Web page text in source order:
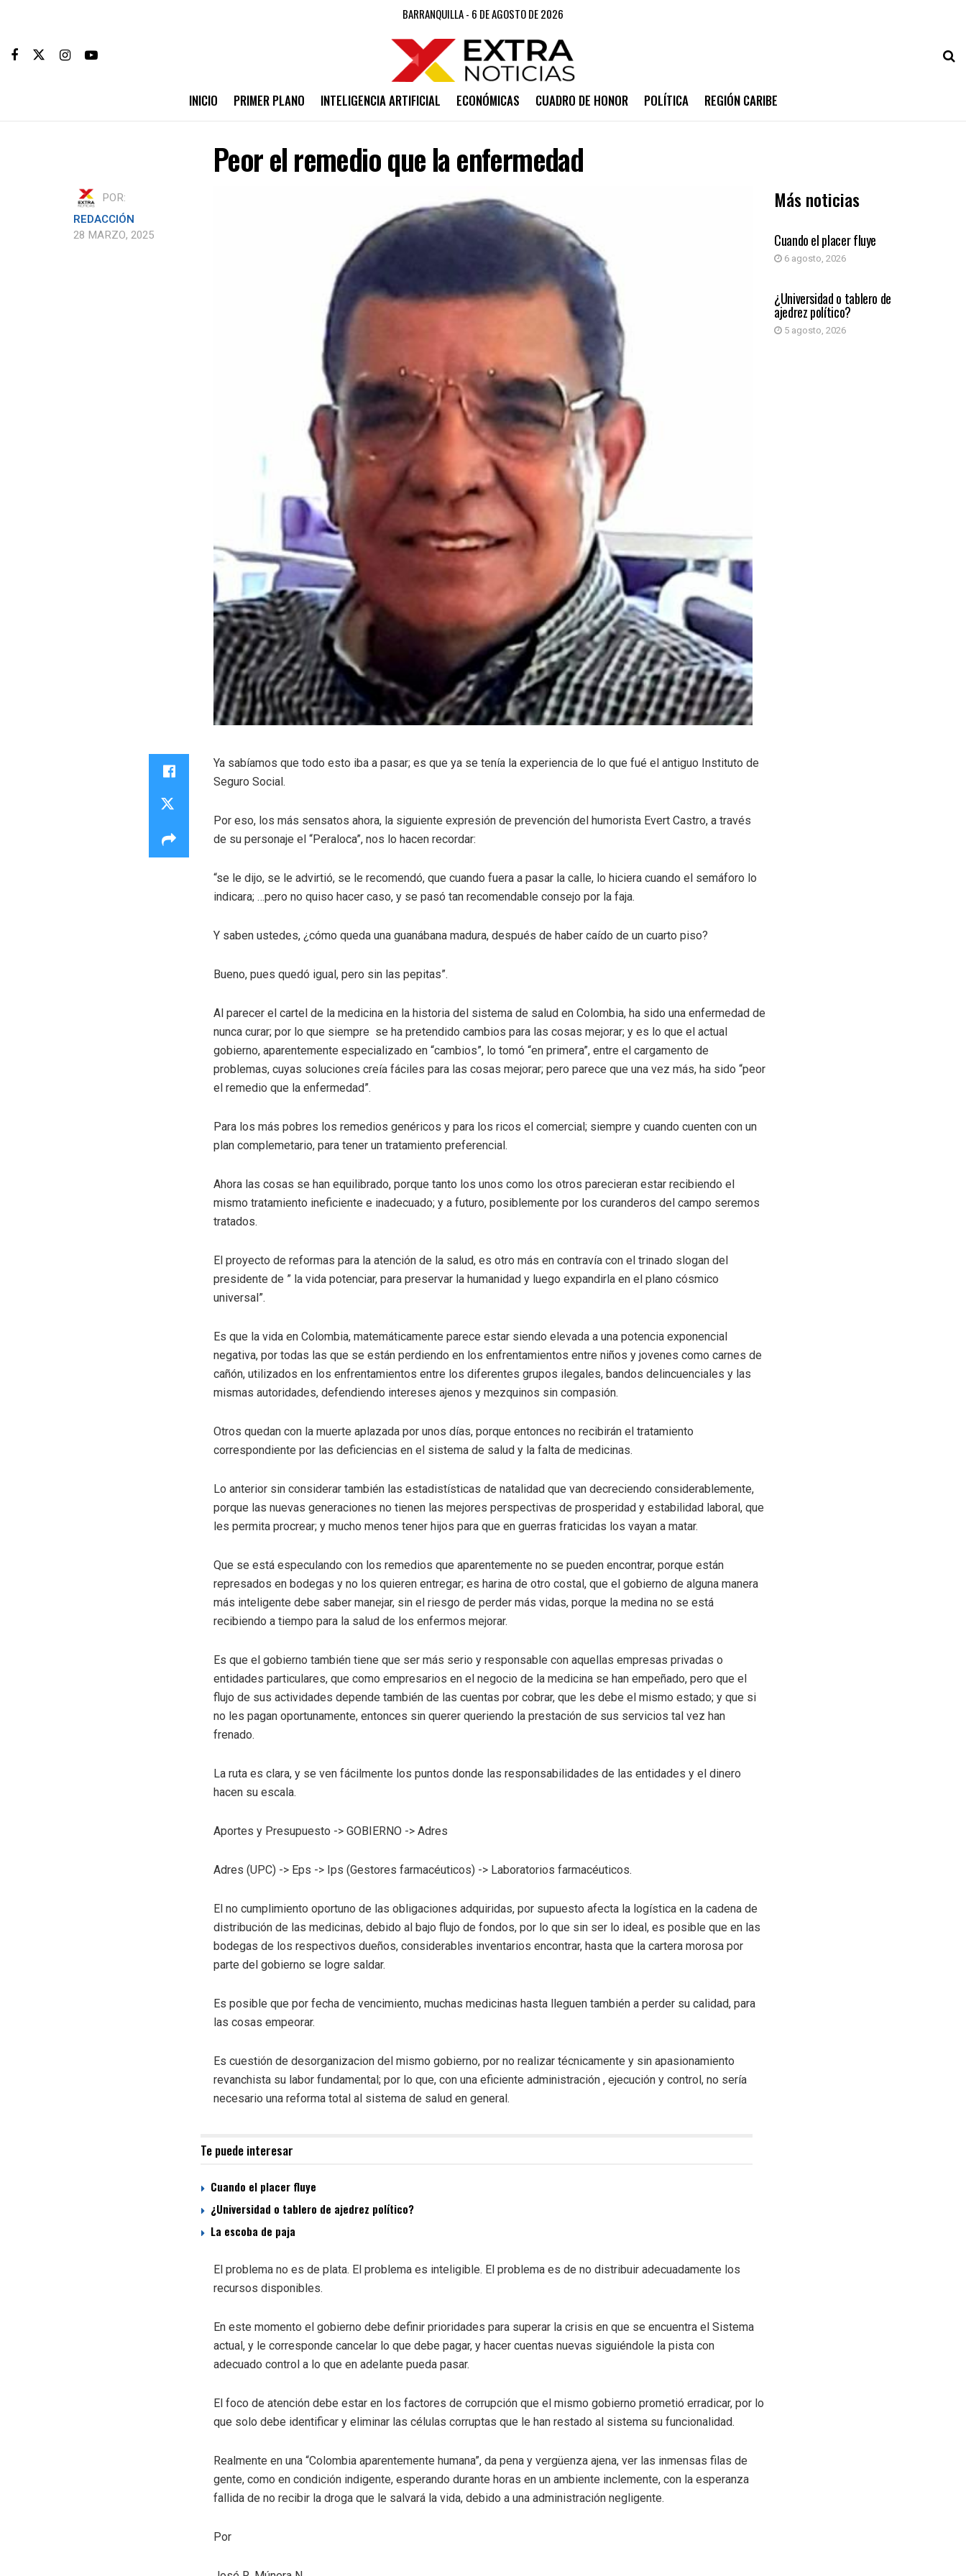
BARRANQUILLA - 6 DE AGOSTO DE 2026
INICIO PRIMER PLANO INTELIGENCIA ARTIFICIAL ECONÓMICAS CUADRO DE HONOR POLÍTICA REGIÓN CARIBE
Peor el remedio que la enfermedad
POR:
REDACCIÓN
28 MARZO, 2025
Más noticias
COLUMNA DE OPINIÓN
Cuando el placer fluye
6 agosto, 2026
COLUMNA DE OPINIÓN
¿Universidad o tablero de
ajedrez político?
5 agosto, 2026
Ya sabíamos que todo esto iba a pasar; es que ya se tenía la experiencia de lo que fué el antiguo Instituto de
Seguro Social.
Por eso, los más sensatos ahora, la siguiente expresión de prevención del humorista Evert Castro, a través
de su personaje el “Peraloca”, nos lo hacen recordar:
“se le dijo, se le advirtió, se le recomendó, que cuando fuera a pasar la calle, lo hiciera cuando el semáforo lo
indicara; …pero no quiso hacer caso, y se pasó tan recomendable consejo por la faja.
Y saben ustedes, ¿cómo queda una guanábana madura, después de haber caído de un cuarto piso?
Bueno, pues quedó igual, pero sin las pepitas”.
Al parecer el cartel de la medicina en la historia del sistema de salud en Colombia, ha sido una enfermedad de
nunca curar; por lo que siempre se ha pretendido cambios para las cosas mejorar; y es lo que el actual
gobierno, aparentemente especializado en “cambios”, lo tomó “en primera”, entre el cargamento de
problemas, cuyas soluciones creía fáciles para las cosas mejorar; pero parece que una vez más, ha sido “peor
el remedio que la enfermedad”.
Para los más pobres los remedios genéricos y para los ricos el comercial; siempre y cuando cuenten con un
plan complemetario, para tener un tratamiento preferencial.
Ahora las cosas se han equilibrado, porque tanto los unos como los otros parecieran estar recibiendo el
mismo tratamiento ineficiente e inadecuado; y a futuro, posiblemente por los curanderos del campo seremos
tratados.
El proyecto de reformas para la atención de la salud, es otro más en contravía con el trinado slogan del
presidente de ” la vida potenciar, para preservar la humanidad y luego expandirla en el plano cósmico
universal”.
Es que la vida en Colombia, matemáticamente parece estar siendo elevada a una potencia exponencial
negativa, por todas las que se están perdiendo en los enfrentamientos entre niños y jovenes como carnes de
cañón, utilizados en los enfrentamientos entre los diferentes grupos ilegales, bandos delincuenciales y las
mismas autoridades, defendiendo intereses ajenos y mezquinos sin compasión.
Otros quedan con la muerte aplazada por unos días, porque entonces no recibirán el tratamiento
correspondiente por las deficiencias en el sistema de salud y la falta de medicinas.
Lo anterior sin considerar también las estadistísticas de natalidad que van decreciendo considerablemente,
porque las nuevas generaciones no tienen las mejores perspectivas de prosperidad y estabilidad laboral, que
les permita procrear; y mucho menos tener hijos para que en guerras fraticidas los vayan a matar.
Que se está especulando con los remedios que aparentemente no se pueden encontrar, porque están
represados en bodegas y no los quieren entregar; es harina de otro costal, que el gobierno de alguna manera
más inteligente debe saber manejar, sin el riesgo de perder más vidas, porque la medina no se está
recibiendo a tiempo para la salud de los enfermos mejorar.
Es que el gobierno también tiene que ser más serio y responsable con aquellas empresas privadas o
entidades particulares, que como empresarios en el negocio de la medicina se han empeñado, pero que el
flujo de sus actividades depende también de las cuentas por cobrar, que les debe el mismo estado; y que si
no les pagan oportunamente, entonces sin querer queriendo la prestación de sus servicios tal vez han
frenado.
La ruta es clara, y se ven fácilmente los puntos donde las responsabilidades de las entidades y el dinero
hacen su escala.
Aportes y Presupuesto -> GOBIERNO -> Adres
Adres (UPC) -> Eps -> Ips (Gestores farmacéuticos) -> Laboratorios farmacéuticos.
El no cumplimiento oportuno de las obligaciones adquiridas, por supuesto afecta la logística en la cadena de
distribución de las medicinas, debido al bajo flujo de fondos, por lo que sin ser lo ideal, es posible que en las
bodegas de los respectivos dueños, considerables inventarios encontrar, hasta que la cartera morosa por
parte del gobierno se logre saldar.
Es posible que por fecha de vencimiento, muchas medicinas hasta lleguen también a perder su calidad, para
las cosas empeorar.
Es cuestión de desorganizacion del mismo gobierno, por no realizar técnicamente y sin apasionamiento
revanchista su labor fundamental; por lo que, con una eficiente administración , ejecución y control, no sería
necesario una reforma total al sistema de salud en general.
Te puede interesar
Cuando el placer fluye
¿Universidad o tablero de ajedrez político?
La escoba de paja
El problema no es de plata. El problema es inteligible. El problema es de no distribuir adecuadamente los
recursos disponibles.
En este momento el gobierno debe definir prioridades para superar la crisis en que se encuentra el Sistema
actual, y le corresponde cancelar lo que debe pagar, y hacer cuentas nuevas siguiéndole la pista con
adecuado control a lo que en adelante pueda pasar.
El foco de atención debe estar en los factores de corrupción que el mismo gobierno prometió erradicar, por lo
que solo debe identificar y eliminar las células corruptas que le han restado al sistema su funcionalidad.
Realmente en una “Colombia aparentemente humana”, da pena y vergüenza ajena, ver las inmensas filas de
gente, como en condición indigente, esperando durante horas en un ambiente inclemente, con la esperanza
fallida de no recibir la droga que le salvará la vida, debido a una administración negligente.
Por